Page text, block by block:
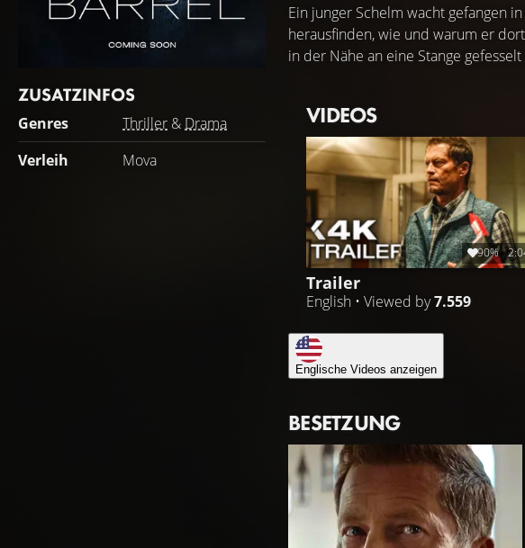
ZUSATZINFOS
Genres Thriller & Drama
Verleih
Mova
Ein junger Schelm wacht gefangen
herausfinden, wie und warum er
in der Nähe an eine Stange
VIDEOS
90%
Trailer
English • Viewed by7.559
Englische Videos anzeigen
BESETZUNG